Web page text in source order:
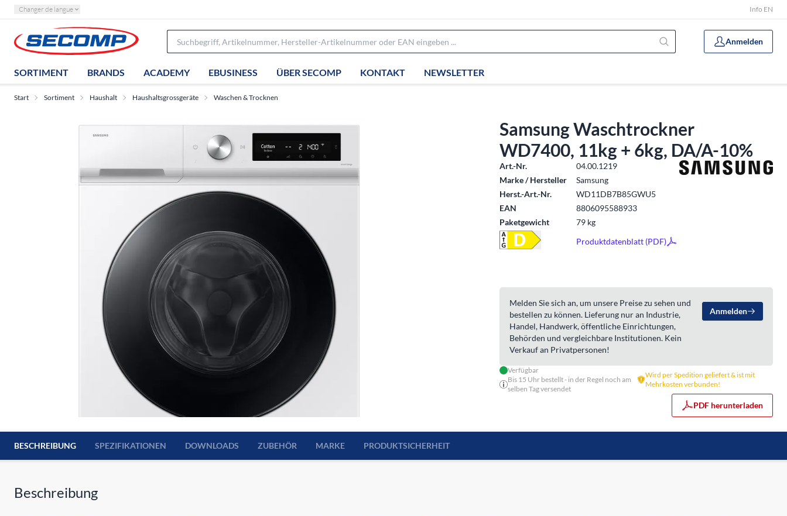
Changer de langue Info EN
Anmelden
SORTIMENT BRANDS ACADEMY EBUSINESS ÜBER SECOMP KONTAKT NEWSLETTER
Start Sortiment Haushalt Haushaltsgrossgeräte Waschen & Trocknen
Samsung Waschtrockner
WD7400, 11kg + 6kg, DA/A-10%
Art.-Nr.
04.00.1219
Marke / Hersteller
Samsung
Herst.-Art.-Nr.
WD11DB7B85GWU5
EAN
8806095588933
Paketgewicht
79 kg
Produktdatenblatt (PDF)
Melden Sie sich an, um unsere Preise zu sehen und
bestellen zu können. Lieferung nur an Industrie,
Handel, Handwerk, öffentliche Einrichtungen,
Behörden und vergleichbare Institutionen. Kein
Verkauf an Privatpersonen!
Anmelden
Verfügbar
Bis 15 Uhr bestellt - in der Regel noch am
selben Tag versendet
Wird per Spedition geliefert & ist mit
Mehrkosten verbunden!
PDF herunterladen
BESCHREIBUNG SPEZIFIKATIONEN DOWNLOADS ZUBEHÖR MARKE PRODUKTSICHERHEIT
Beschreibung